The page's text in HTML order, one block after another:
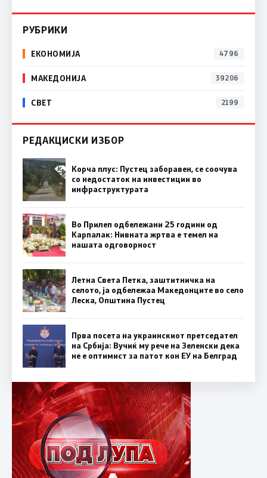
РУБРИКИ
ЕКОНОМИЈА 4796
МАКЕДОНИЈА 39206
СВЕТ 2199
РЕДАКЦИСКИ ИЗБОР
Корча плус: Пустец заборавен, се соочува
со недостаток на инвестиции во
инфраструктурата
Во Прилеп одбележани 25 години од
Карпалак: Нивната жртва е темел на
нашата одговорност
Летна Света Петка, заштитничка на
селото, ја одбележаа Македонците во село
Леска, Општина Пустец
Прва посета на украинскиот претседател
на Србија: Вучиќ му рече на Зеленски дека
не е оптимист за патот кон ЕУ на Белград